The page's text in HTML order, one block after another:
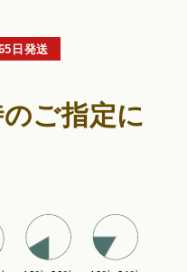
日発送
ご指定に